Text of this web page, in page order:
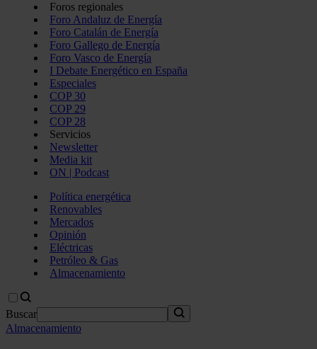
Foros regionales
Foro Andaluz de Energía
Foro Catalán de Energía
Foro Gallego de Energía
Foro Vasco de Energía
I Debate Energético en España
Especiales
COP 30
COP 29
COP 28
Servicios
Newsletter
Media kit
ON | Podcast
Política energética
Renovables
Mercados
Opinión
Eléctricas
Petróleo & Gas
Almacenamiento
Buscar
Almacenamiento